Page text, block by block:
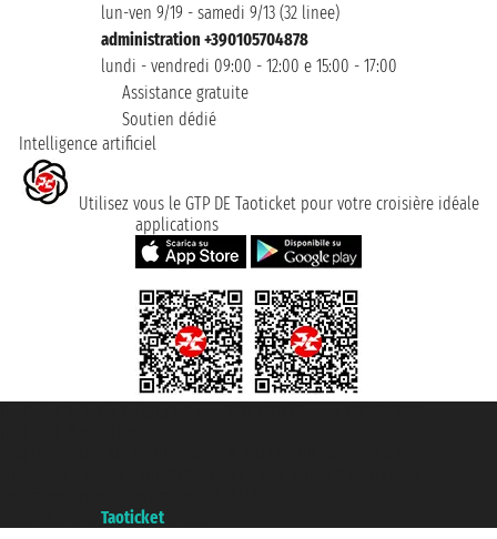
lun-ven 9/19 - samedi 9/13 (32 linee)
administration +390105704878
lundi - vendredi 09:00 - 12:00 e 15:00 - 17:00
Assistance gratuite
Soutien dédié
Intelligence artificiel
Utilisez vous le GTP DE Taoticket pour votre croisière idéale
applications
Taoticket